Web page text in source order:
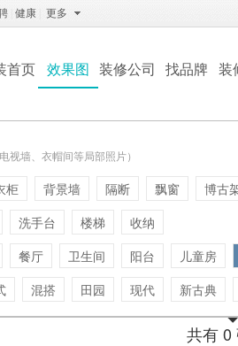
健康 更多
首页 效果图 装修公司 找品牌 装
电视墙、衣帽间等局部照片）
柜 背景墙 隔断 飘窗 博古
洗手台 楼梯 收纳
餐厅 卫生间 阳台 儿童房
混搭 田园 现代 新古典
共有 0